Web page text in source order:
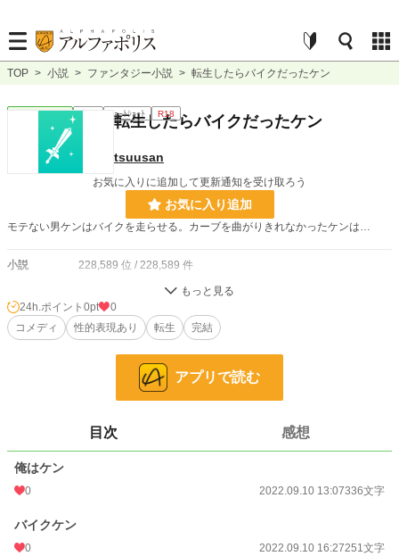
TOP > 小説 > ファンタジー小説 > 転生したらバイクだったケン
ファンタジー 完結 ｼｮｰﾄｼｮｰﾄ R18
転生したらバイクだったケン
tsuusan
お気に入りに追加して更新通知を受け取ろう
お気に入り追加
モテない男ケンはバイクを走らせる。カーブを曲がりきれなかったケンは…
小説 228,589 位 / 228,589 件
53,248 位 / 53,248 件
お気に入り 0
初回公開日時 2022.09.10 13:07
初回完結日時
月間ポイント
24h.ポイント 0pt
0
コメディ
性的表現あり 転生 完結
アプリで読む
目次 感想
俺はケン
0 2022.09.10 13:07336文字
バイクケン
0 2022.09.10 16:27251文字